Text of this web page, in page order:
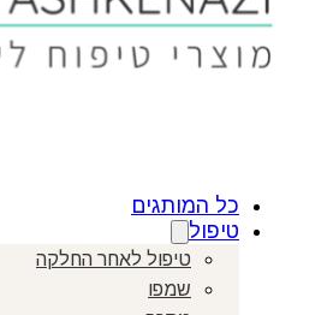
כל המותגים
טיפול
טיפול לאחר החלקה
שמפו